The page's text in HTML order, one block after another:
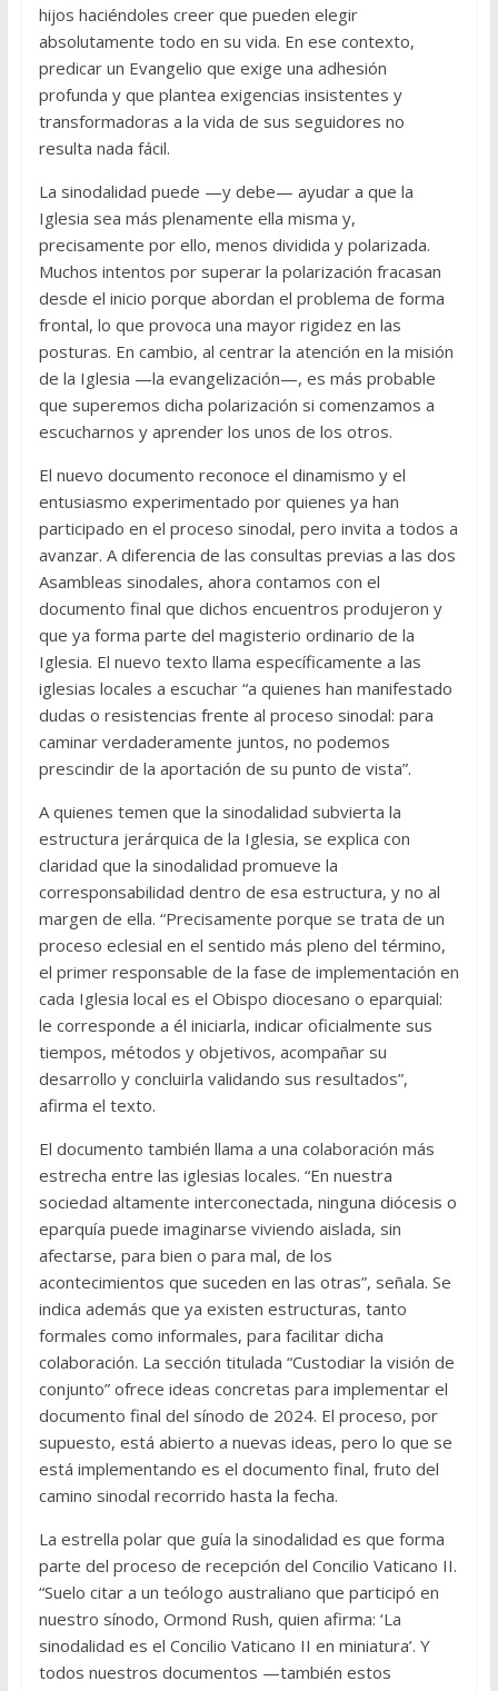
hijos haciéndoles creer que pueden elegir
absolutamente todo en su vida. En ese contexto,
predicar un Evangelio que exige una adhesión
profunda y que plantea exigencias insistentes y
transformadoras a la vida de sus seguidores no
resulta nada fácil.
La sinodalidad puede —y debe— ayudar a que la
Iglesia sea más plenamente ella misma y,
precisamente por ello, menos dividida y polarizada.
Muchos intentos por superar la polarización fracasan
desde el inicio porque abordan el problema de forma
frontal, lo que provoca una mayor rigidez en las
posturas. En cambio, al centrar la atención en la misión
de la Iglesia —la evangelización—, es más probable
que superemos dicha polarización si comenzamos a
escucharnos y aprender los unos de los otros.
El nuevo documento reconoce el dinamismo y el
entusiasmo experimentado por quienes ya han
participado en el proceso sinodal, pero invita a todos a
avanzar. A diferencia de las consultas previas a las dos
Asambleas sinodales, ahora contamos con el
documento final que dichos encuentros produjeron y
que ya forma parte del magisterio ordinario de la
Iglesia. El nuevo texto llama específicamente a las
iglesias locales a escuchar “a quienes han manifestado
dudas o resistencias frente al proceso sinodal: para
caminar verdaderamente juntos, no podemos
prescindir de la aportación de su punto de vista”.
A quienes temen que la sinodalidad subvierta la
estructura jerárquica de la Iglesia, se explica con
claridad que la sinodalidad promueve la
corresponsabilidad dentro de esa estructura, y no al
margen de ella. “Precisamente porque se trata de un
proceso eclesial en el sentido más pleno del término,
el primer responsable de la fase de implementación en
cada Iglesia local es el Obispo diocesano o eparquial:
le corresponde a él iniciarla, indicar oficialmente sus
tiempos, métodos y objetivos, acompañar su
desarrollo y concluirla validando sus resultados”,
afirma el texto.
El documento también llama a una colaboración más
estrecha entre las iglesias locales. “En nuestra
sociedad altamente interconectada, ninguna diócesis o
eparquía puede imaginarse viviendo aislada, sin
afectarse, para bien o para mal, de los
acontecimientos que suceden en las otras”, señala. Se
indica además que ya existen estructuras, tanto
formales como informales, para facilitar dicha
colaboración. La sección titulada “Custodiar la visión de
conjunto” ofrece ideas concretas para implementar el
documento final del sínodo de 2024. El proceso, por
supuesto, está abierto a nuevas ideas, pero lo que se
está implementando es el documento final, fruto del
camino sinodal recorrido hasta la fecha.
La estrella polar que guía la sinodalidad es que forma
parte del proceso de recepción del Concilio Vaticano II.
“Suelo citar a un teólogo australiano que participó en
nuestro sínodo, Ormond Rush, quien afirma: ‘La
sinodalidad es el Concilio Vaticano II en miniatura’. Y
todos nuestros documentos —también estos